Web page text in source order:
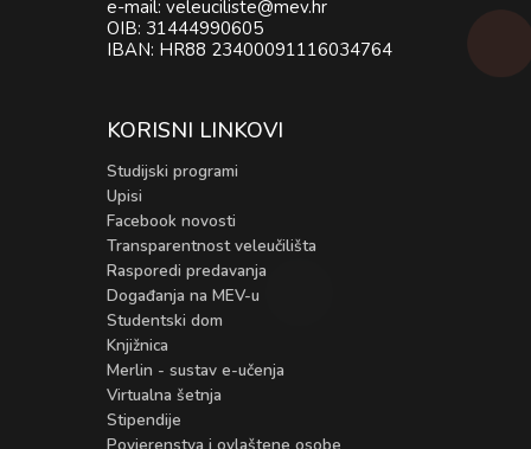
e-mail: veleuciliste@mev.hr
OIB: 31444990605
IBAN: HR88 23400091116034764
KORISNI LINKOVI
Studijski programi
Upisi
Facebook novosti
Transparentnost veleučilišta
Rasporedi predavanja
Događanja na MEV-u
Studentski dom
Knjižnica
Merlin - sustav e-učenja
Virtualna šetnja
Stipendije